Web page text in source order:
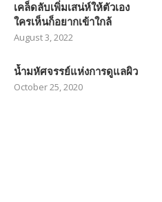
เคล็ดลับเพิ่มเสน่ห์ให้ตัวเอง
ใครเห็นก็อยากเข้าใกล้
August 3, 2022
น้ำมหัศจรรย์แห่งการดูแลผิว
October 25, 2020